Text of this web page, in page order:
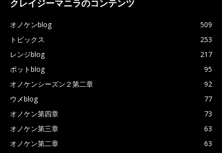
クレイジーマニラのコンテンツ
オノケンblog
509
トピックス
253
レンジblog
217
ポットblog
95
オノケンシーズン２第二章
92
ウメblog
77
オノケン第四章
73
オノケン第三章
63
オノケン第二章
63